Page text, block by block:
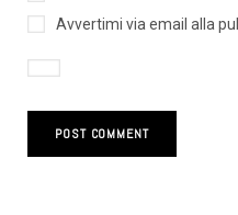
Avvertimi via email alla